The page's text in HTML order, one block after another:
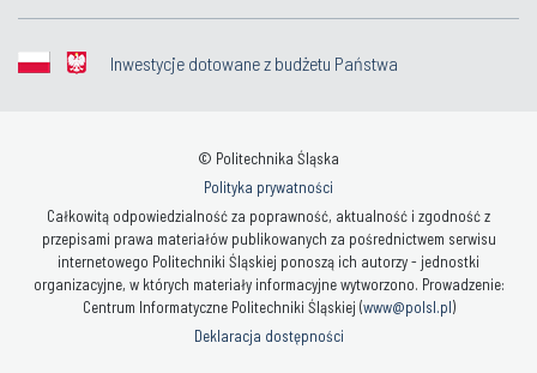
Inwestycje dotowane z budżetu Państwa
© Politechnika Śląska
Polityka prywatności
Całkowitą odpowiedzialność za poprawność, aktualność i zgodność z
przepisami prawa materiałów publikowanych za pośrednictwem serwisu
internetowego Politechniki Śląskiej ponoszą ich autorzy - jednostki
organizacyjne, w których materiały informacyjne wytworzono. Prowadzenie:
Centrum Informatyczne Politechniki Śląskiej (www@polsl.pl)
Deklaracja dostępności